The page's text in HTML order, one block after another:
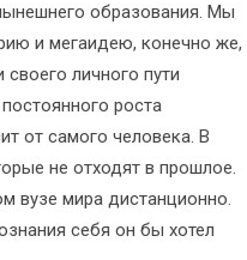
образования. Мы
и мегаидею, конечно же,
личного пути
роста
от самого человека. В
не отходят в прошлое.
вузе мира дистанционно.
себя он бы хотел